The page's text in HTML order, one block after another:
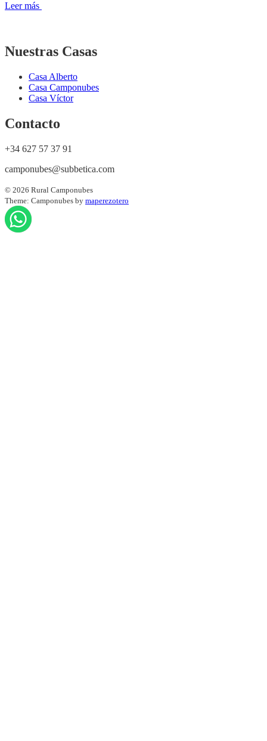
Leer más
Nuestras Casas
Casa Alberto
Casa Camponubes
Casa Víctor
Contacto
+34 627 57 37 91
camponubes@subbetica.com
© 2026 Rural Camponubes
Theme: Camponubes by maperezotero